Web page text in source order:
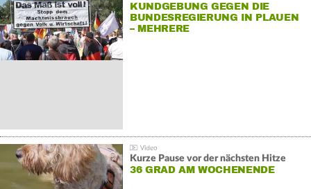
KUNDGEBUNG GEGEN DIE
BUNDESREGIERUNG IN PLAUEN
– MEHRERE
Kurze Pause vor der nächsten Hitze
36 GRAD AM WOCHENENDE